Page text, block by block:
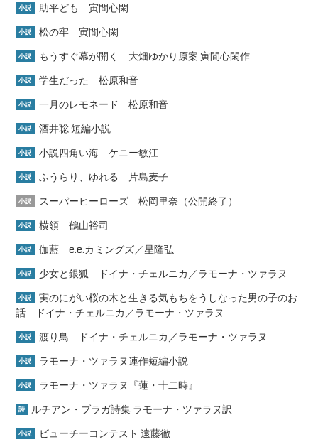
小説 助平ども 寅間心閑
小説 松の牢 寅間心閑
小説 もうすぐ幕が開く 大畑ゆかり原案 寅間心閑作
小説 学生だった 松原和音
小説 一月のレモネード 松原和音
小説 酒井聡 短編小説
小説 小説四角い海 ケニー敏江
小説 ふうらり、ゆれる 片島麦子
小説 スーパーヒーローズ 松岡里奈（公開終了）
小説 横領 鶴山裕司
小説 伽藍 e.e.カミングズ／星隆弘
小説 少女と銀狐 ドイナ・チェルニカ／ラモーナ・ツァラヌ
小説
実のにがい桜の木と生きる気もちをうしなった男の子のお
話 ドイナ・チェルニカ／ラモーナ・ツァラヌ
小説 渡り鳥 ドイナ・チェルニカ／ラモーナ・ツァラヌ
小説 ラモーナ・ツァラヌ連作短編小説
小説 ラモーナ・ツァラヌ『蓮・十二時』
詩 ルチアン・ブラガ詩集 ラモーナ・ツァラヌ訳
小説 ビューチーコンテスト 遠藤徹